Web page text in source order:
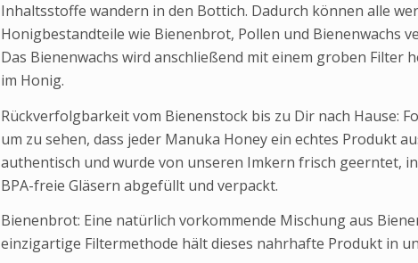
Inhaltsstoffe wandern in den Bottich. Dadurch können alle
Honigbestandteile wie Bienenbrot, Pollen und Bienenwachs
Das Bienenwachs wird anschließend mit einem groben Filter
im Honig.
Rückverfolgbarkeit vom Bienenstock bis zu Dir nach Hause:
um zu sehen, dass jeder Manuka Honey ein echtes Produkt
authentisch und wurde von unseren Imkern frisch geerntet,
BPA-freie Gläsern abgefüllt und verpackt.
Bienenbrot: Eine natürlich vorkommende Mischung aus
einzigartige Filtermethode hält dieses nahrhafte Produkt in